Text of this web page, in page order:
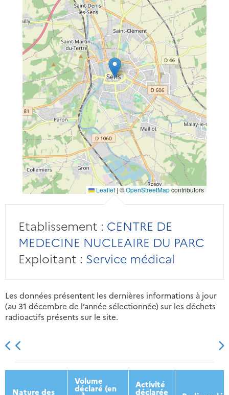
Leaflet | ©OpenStreetMapcontributors
Etablissement : CENTRE DE
MEDECINE NUCLEAIRE DU PARC
Exploitant : Service médical
Les données présentent les dernières informations à jour
(au 31 décembre de l’année sélectionnée) sur les déchets
radioactifs présents sur le site.
2013 2014 2015 2016
Nature des
Volume
déclaré (en Activité
déclarée